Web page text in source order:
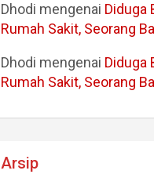
Dhodi mengenai Diduga
Rumah Sakit, Seorang
Dhodi mengenai Diduga
Rumah Sakit, Seorang
Arsip